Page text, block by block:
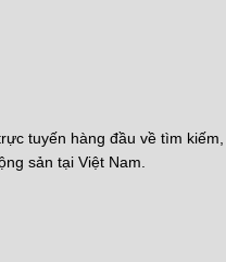
tuyến hàng đầu về tìm kiếm,
sản tại Việt Nam.